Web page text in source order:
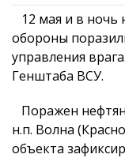
12 мая и в ночь
обороны
управления
Генштаба ВСУ.
Поражен
н.п. Волна
объекта